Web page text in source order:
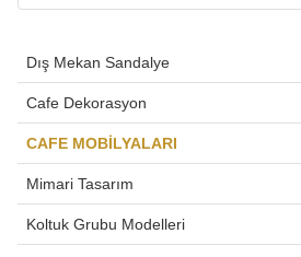
Dış Mekan Sandalye
Cafe Dekorasyon
CAFE MOBİLYALARI
Mimari Tasarım
Koltuk Grubu Modelleri